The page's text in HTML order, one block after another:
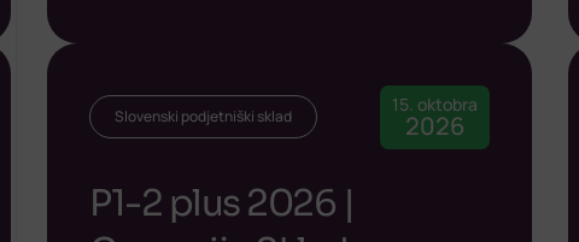
Slovenski podjetniški sklad
15. oktobra
2026
P1-2 plus 2026 |